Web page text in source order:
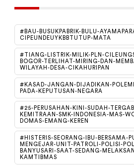
#BAU-BUSUKPABRIK-BULU-
CIPEUNDEUYKBBTUTUP-MATA
#TIANG-LISTRIK-MILIK-PLN-
BOGOR-TERLIHAT-MIRING-DAN-
WILAYAH-DESA-CIKAHURIPAN
#KASAD-JANGAN-DIJADIKAN-
PADA-KEPUTUSAN-NEGARA
#25-PERUSAHAN-KINI-SUDAH-
KEMITRAAN-SMK-INDONESIA-MAS-
DOMAS-EMANG-KEREN
#HISTERIS-SEORANG-IBU-BERSAMA-
MENGEJAR-UNIT-PATROLI-POLISI-
BANYUSARI-SAAT-SEDANG-
KAMTIBMAS